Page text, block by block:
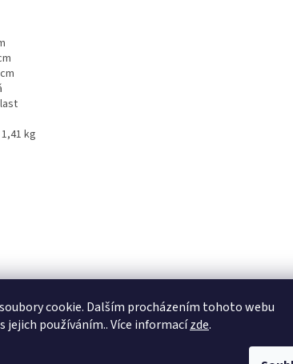
cookie. Dalším procházením tohoto webu
jejich používáním.. Více informacízde.
1,41 kg